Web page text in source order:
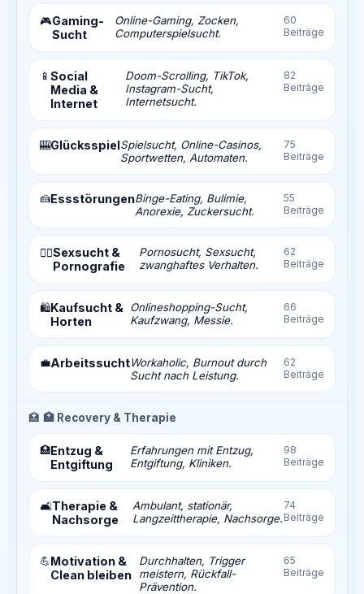
🎮Gaming-
Sucht
Online-Gaming, Zocken,
Computerspielsucht.
60
Beiträge
📱 Social
Media &
Internet
Doom-Scrolling, TikTok,
Instagram-Sucht,
Internetsucht.
82
Beiträge
🎰GlücksspielSpielsucht, Online-Casinos,
Sportwetten, Automaten.
75
Beiträge
🍰EssstörungenBinge-Eating, Bulimie,
Anorexie, Zuckersucht.
55
Beiträge
❤️‍🔥Sexsucht &
Pornografie
Pornosucht, Sexsucht,
zwanghaftes Verhalten.
62
Beiträge
🛍️Kaufsucht &
Horten
Onlineshopping-Sucht,
Kaufzwang, Messie.
66
Beiträge
💼ArbeitssuchtWorkaholic, Burnout durch
Sucht nach Leistung.
62
Beiträge
🏥 🏥 Recovery & Therapie
🏥Entzug &
Entgiftung
Erfahrungen mit Entzug,
Entgiftung, Kliniken.
98
Beiträge
🛋️Therapie &
Nachsorge
Ambulant, stationär,
Langzeittherapie, Nachsorge.
74
Beiträge
💪Motivation &
Clean bleiben
Durchhalten, Trigger
meistern, Rückfall-
Prävention.
65
Beiträge